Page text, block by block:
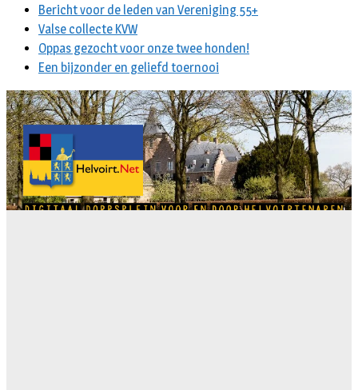
Bericht voor de leden van Vereniging 55+
Valse collecte KVW
Oppas gezocht voor onze twee honden!
Een bijzonder en geliefd toernooi